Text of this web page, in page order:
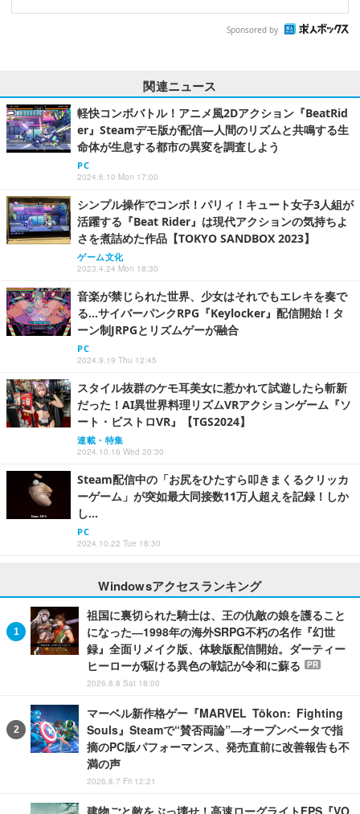
Sponsored by
関連ニュース
軽快コンボバトル！アニメ風2Dアクション『BeatRid
er』Steamデモ版が配信―人間のリズムと共鳴する生
命体が生息する都市の異変を調査しよう
PC
2024.6.10 Mon 17:00
シンプル操作でコンボ！パリィ！キュート女子3人組が
活躍する『Beat Rider』は現代アクションの気持ちよ
さを煮詰めた作品【TOKYO SANDBOX 2023】
ゲーム文化
2023.4.24 Mon 18:30
音楽が禁じられた世界、少女はそれでもエレキを奏で
る…サイバーパンクRPG『Keylocker』配信開始！タ
ーン制JRPGとリズムゲーが融合
PC
2024.9.19 Thu 12:45
スタイル抜群のケモ耳美女に惹かれて試遊したら斬新
だった！AI異世界料理リズムVRアクションゲーム『ソ
ート・ビストロVR』【TGS2024】
連載・特集
2024.10.16 Wed 20:30
Steam配信中の「お尻をひたすら叩きまくるクリッカ
ーゲーム」が突如最大同接数11万人超えを記録！しか
し…
PC
2024.10.22 Tue 18:30
Windowsアクセスランキング
祖国に裏切られた騎士は、王の仇敵の娘を護ること
になった―1998年の海外SRPG不朽の名作『幻世
録』全面リメイク版、体験版配信開始。ダーティー
ヒーローが駆ける異色の戦記が令和に蘇る
PR
2026.8.8 Sat 18:00
マーベル新作格ゲー『MARVEL Tōkon: Fighting
Souls』Steamで“賛否両論”―オープンベータで指
摘のPC版パフォーマンス、発売直前に改善報告も不
満の声
2026.8.7 Fri 12:21
建物ごと敵をぶっ壊せ！高速ローグライトFPS『VO